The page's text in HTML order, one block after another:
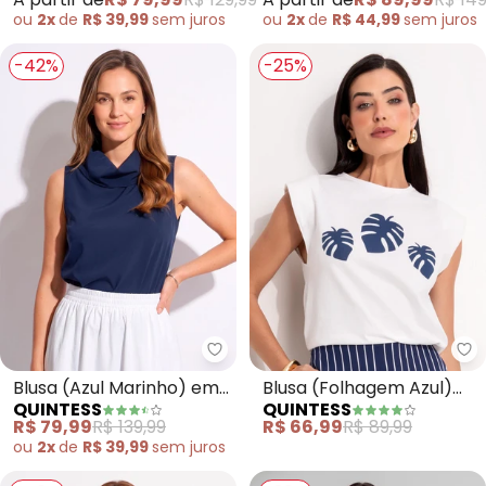
ou 2xde R$ 39,99sem juros ou 2xde R$ 44,99sem juros
-42%
Quintess - Blusa (Azul
Blusa (Azul Marinho) em
Crepe Plano
QUINTESS
R$ 79,99R$ 139,99
ou 2xde R$ 39,99sem juros
-25%
Blusa (Folhagem Azul)
em Malha de Algodão
Penteado
QUINTESS
R$ 66,99R$ 89,99